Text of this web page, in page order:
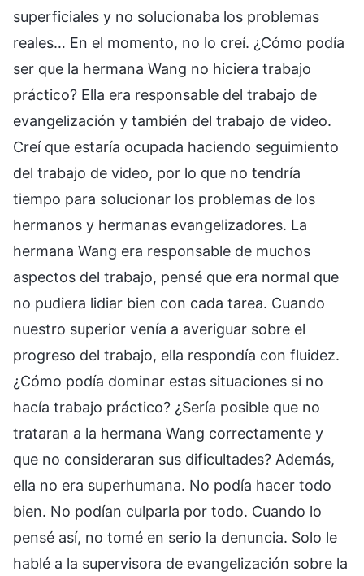
superficiales y no solucionaba los problemas
reales… En el momento, no lo creí. ¿Cómo podía
ser que la hermana Wang no hiciera trabajo
práctico? Ella era responsable del trabajo de
evangelización y también del trabajo de video.
Creí que estaría ocupada haciendo seguimiento
del trabajo de video, por lo que no tendría
tiempo para solucionar los problemas de los
hermanos y hermanas evangelizadores. La
hermana Wang era responsable de muchos
aspectos del trabajo, pensé que era normal que
no pudiera lidiar bien con cada tarea. Cuando
nuestro superior venía a averiguar sobre el
progreso del trabajo, ella respondía con fluidez.
¿Cómo podía dominar estas situaciones si no
hacía trabajo práctico? ¿Sería posible que no
trataran a la hermana Wang correctamente y
que no consideraran sus dificultades? Además,
ella no era superhumana. No podía hacer todo
bien. No podían culparla por todo. Cuando lo
pensé así, no tomé en serio la denuncia. Solo le
hablé a la supervisora de evangelización sobre la